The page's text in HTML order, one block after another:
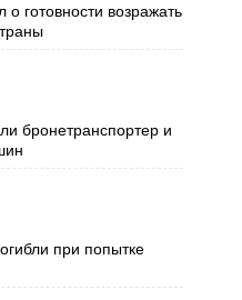
готовности возражать
бронетранспортер и
при попытке